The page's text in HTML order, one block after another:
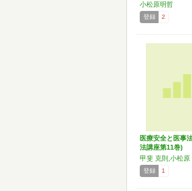
小松原明哲
登録 2
医療安全と医事
法講座第11巻)
登録 1